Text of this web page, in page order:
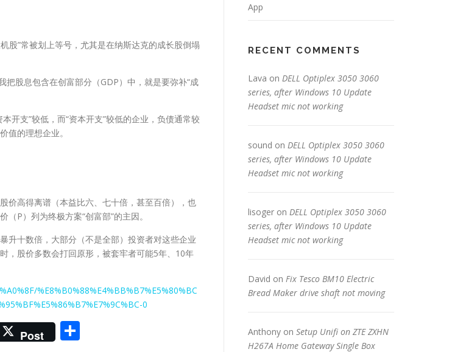
股”常被划上等号，尤其是在纳斯达克的成长股倒塌
把股息包含在创富部分（GDP）中，就是要弥补“成
开支”较低，而“资本开支”较低的企业，负债通常较
值的理想企业。
价高得离谱（本益比六、七十倍，甚至百倍），也
P）列为终极方案“创富部”的主因。
升十数倍，大部分（不是全部）投资者对这些企业
，股价多数会打回原形，被套牢者可能5年、10年
%E8%B0%88%E4%BB%B7%E5%80%BC
0
Post
App
RECENT COMMENTS
Lava on DELL Optiplex 3050 3060
series, after Windows 10 Update
Headset mic not working
sound on DELL Optiplex 3050 3060
series, after Windows 10 Update
Headset mic not working
lisoger on DELL Optiplex 3050 3060
series, after Windows 10 Update
Headset mic not working
David on Fix Tesco BM10 Electric
Bread Maker drive shaft not moving
Anthony on Setup Unifi on ZTE ZXHN
H267A Home Gateway Single Box